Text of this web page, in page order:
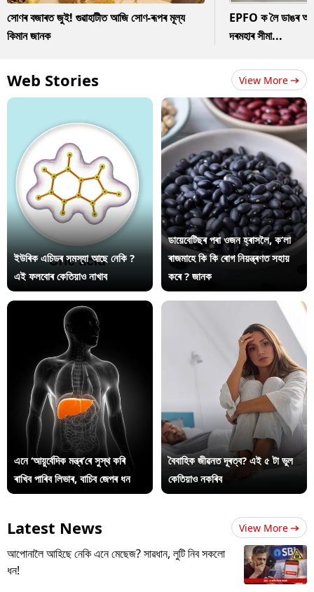
সোণৰ বজাৰত জুই! গুৱাহাটীত আজি সোণ-ৰূপৰ মূল্য
কিমান জানক
EPFO ক লৈ ডাঙৰ
দৰমহাৰ সীমা...
Web Stories View More
ইউৰিক এচিডৰ সমস্যা আছে নেকি ?
এই ফলবোৰ কেতিয়াও নাখাব
ডায়েবেটিছৰ পৰা ওজন হ্ৰাসলৈ, ক’লা
ৰাজমাহে কি কি ৰোগ নিয়ন্ত্ৰণত সহায়
কৰে ? জানক
এনে ‘আয়ুৰ্বেদিক মন্ত্ৰ’ৰে সুস্থ কৰি
ৰাখিব পাৰিব লিভাৰ, বাচিব জেপৰ ধন
বৈবাহিক জীৱনত দূৰত্ব? এই ৫ টা ভুল
কেতিয়াও নকৰিব
Latest News View More
আপোনালৈ আহিছে নেকি এনে মেছেজ? সাৱধান, লুটি নিব সকলো
ধন!